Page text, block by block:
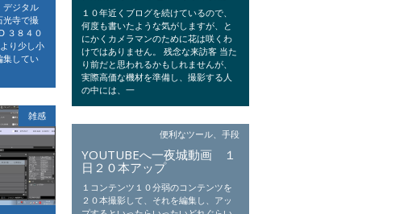
１０年近くブログを続けているので、
何度も書いたような気がしますが、と
にかくカメラマンのために花は咲くわ
けではありません。 残念な来訪客 当た
り前だと思われるかもしれませんが、
実際高価な機材を準備し、撮影する人
の中には、一
デジタル
寺で撮
３８４０
り少し小
集してい
雑感
便利なツール、手段
YOUTUBEへ一夜城動画 １
日２０本アップ
１コンテンツ１０分弱のコンテンツを
２０本撮影して、それを編集し、アッ